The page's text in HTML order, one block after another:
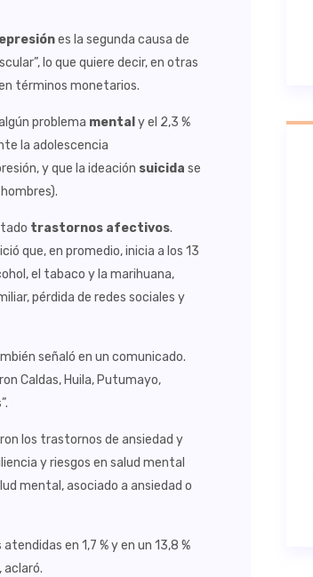
es la segunda causa de
lo que quiere decir, en otras
términos monetarios.
problema mental y el 2,3 %
la adolescencia
y que la ideación suicida se
trastornos afectivos.
que, en promedio, inicia a los 13
el tabaco y la marihuana,
pérdida de redes sociales y
señaló en un comunicado.
Caldas, Huila, Putumayo,
los trastornos de ansiedad y
y riesgos en salud mental
mental, asociado a ansiedad o
en 1,7 % y en un 13,8 %
aclaró.